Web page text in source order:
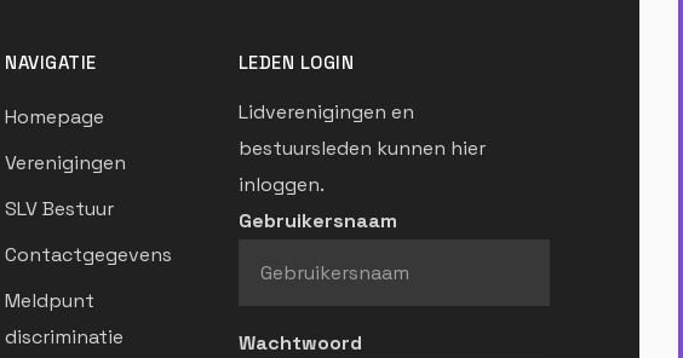
NAVIGATIE
Homepage
Verenigingen
SLV Bestuur
Contactgegevens
Meldpunt
discriminatie
LEDEN LOGIN
Lidverenigingen en
bestuursleden kunnen hier
inloggen.
Gebruikersnaam
Wachtwoord